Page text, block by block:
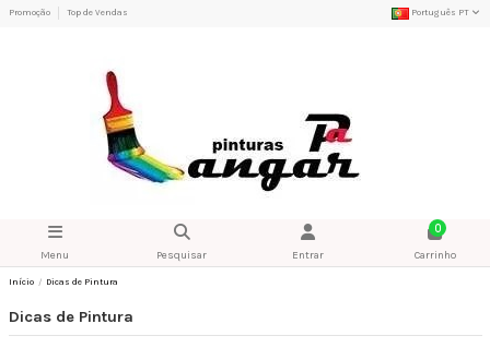
Promoção Top de Vendas Português PT
Menu Pesquisar Entrar
0
Carrinho
Início Dicas de Pintura
Dicas de Pintura